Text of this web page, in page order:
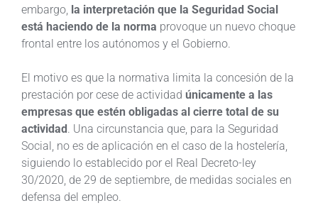
embargo, la interpretación que la Seguridad Social
está haciendo de la norma provoque un nuevo choque
frontal entre los autónomos y el Gobierno.
El motivo es que la normativa limita la concesión de la
prestación por cese de actividad únicamente a las
empresas que estén obligadas al cierre total de su
actividad. Una circunstancia que, para la Seguridad
Social, no es de aplicación en el caso de la hostelería,
siguiendo lo establecido por el Real Decreto-ley
30/2020, de 29 de septiembre, de medidas sociales en
defensa del empleo.